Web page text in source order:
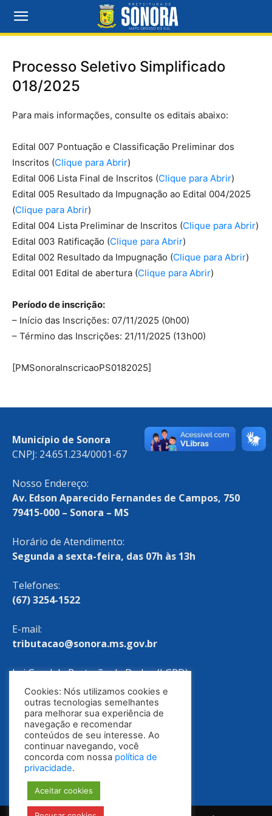
Processo Seletivo Simplificado
018/2025
Para mais informações, consulte os editais abaixo:
Edital 007 Pontuação e Classificação Preliminar dos
Inscritos (Clique para Abrir)
Edital 006 Lista Final de Inscritos (Clique para Abrir)
Edital 005 Resultado da Impugnação ao Edital 004/2025
(Clique para Abrir)
Edital 004 Lista Preliminar de Inscritos (Clique para Abrir)
Edital 003 Ratificação (Clique para Abrir)
Edital 002 Resultado da Impugnação (Clique para Abrir)
Edital 001 Edital de abertura (Clique para Abrir)
Período de inscrição:
– Início das Inscrições: 07/11/2025 (0h00)
– Término das Inscrições: 21/11/2025 (13h00)
[PMSonoraInscricaoPS0182025]
Município de Sonora
CNPJ: 24.651.234/0001-67
Nosso Endereço:
Av. Edson Aparecido Fernandes de Campos, 750
79415-000 – Sonora – MS
Horário de Atendimento:
Segunda a sexta-feira, das 07h às 13h
Telefones:
(67) 3254-1522
E-mail:
tributacao@sonora.ms.gov.br
Lei Geral de Proteção de Dados (LGPD)
Política de Privacidade
Cookies: Nós utilizamos cookies e
outras tecnologias semelhantes
para melhorar sua experiência de
navegação e recomendar
conteúdos de seu interesse. Ao
continuar navegando, você
concorda com nossa política de
privacidade.
Aceitar cookies